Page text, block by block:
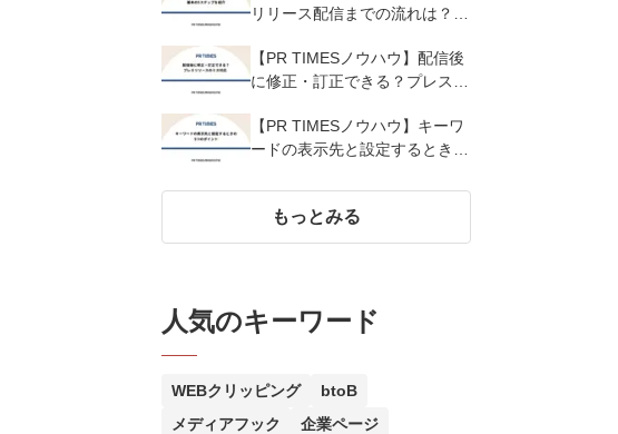
リリース配信までの流れは？基
【PR TIMESノウハウ】配信後
に修正・訂正できる？プレスリ
【PR TIMESノウハウ】キーワ
ードの表示先と設定するときの
もっとみる
人気のキーワード
WEBクリッピング
btoB
メディアフック
企業ページ